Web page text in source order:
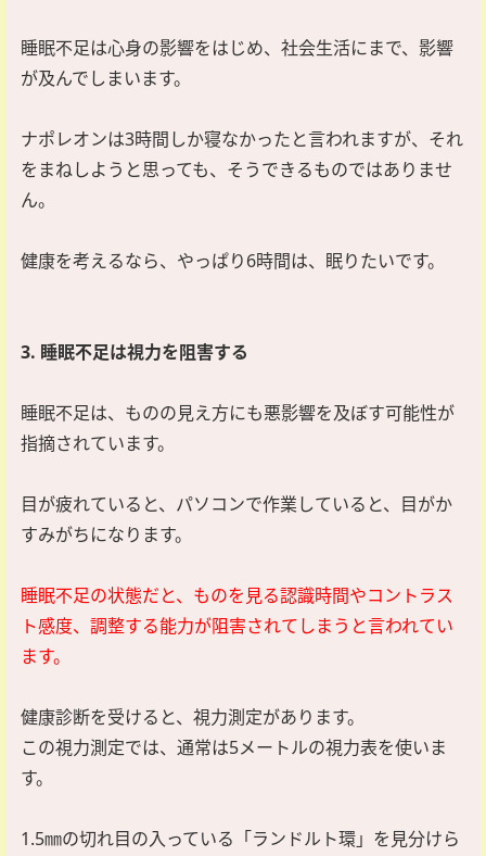
睡眠不足は心身の影響をはじめ、社会生活にまで、影響
が及んでしまいます。
ナポレオンは3時間しか寝なかったと言われますが、それ
をまねしようと思っても、そうできるものではありませ
ん。
健康を考えるなら、やっぱり6時間は、眠りたいです。
3. 睡眠不足は視力を阻害する
睡眠不足は、ものの見え方にも悪影響を及ぼす可能性が
指摘されています。
目が疲れていると、パソコンで作業していると、目がか
すみがちになります。
睡眠不足の状態だと、ものを見る認識時間やコントラス
ト感度、調整する能力が阻害されてしまうと言われてい
ます。
健康診断を受けると、視力測定があります。
この視力測定では、通常は5メートルの視力表を使いま
す。
1.5㎜の切れ目の入っている「ランドルト環」を見分けら